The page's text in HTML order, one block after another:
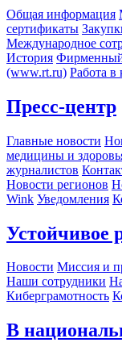
Общая информация
сертификаты
Международное
История
(www.rt.ru) Работа в
Пресс-центр
Главные новости
медицины и
журналистов
Новости регионов
Wink Уведомления
Устойчивое
Новости Миссия и
Наши сотрудники
Киберграмотность
В